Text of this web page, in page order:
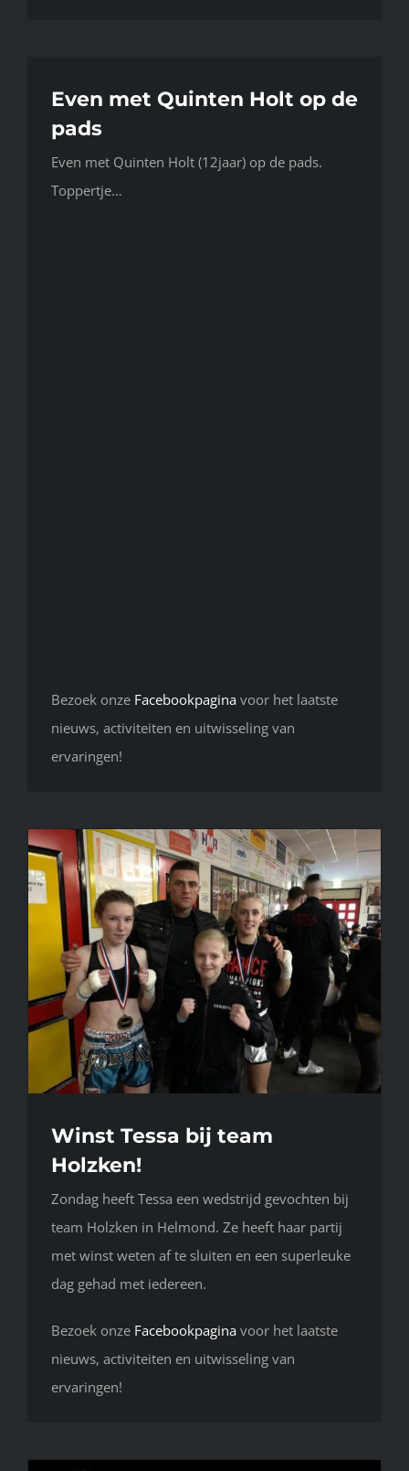
Even met Quinten Holt op de
pads
Even met Quinten Holt (12jaar) op de pads.
Toppertje…
Bezoek onze Facebookpagina voor het laatste
nieuws, activiteiten en uitwisseling van
ervaringen!
Winst Tessa bij team
Holzken!
Zondag heeft Tessa een wedstrijd gevochten bij
team Holzken in Helmond. Ze heeft haar partij
met winst weten af te sluiten en een superleuke
dag gehad met iedereen.
Bezoek onze Facebookpagina voor het laatste
nieuws, activiteiten en uitwisseling van
ervaringen!